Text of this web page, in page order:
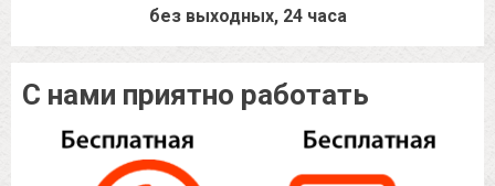
без выходных, 24 часа
С нами приятно работать